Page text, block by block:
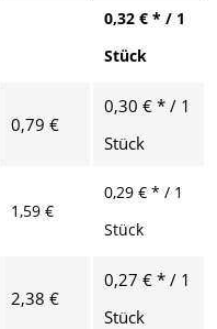
0,32 € * / 1
Stück
0,79 €
0,30 € * / 1
Stück
1,59 €
0,29 € * / 1
Stück
2,38 €
0,27 € * / 1
Stück